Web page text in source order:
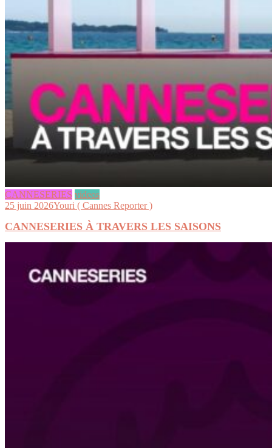
CANNESERIES videos
25 juin 2026Youri ( Cannes Reporter )
CANNESERIES À TRAVERS LES SAISONS